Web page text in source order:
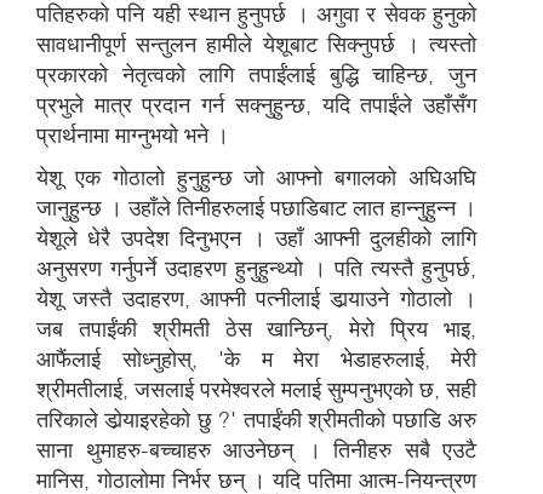
पतिहरुको पनि यही स्थान हुनुपर्छ । अगुवा र सेवक हुनुको
सावधानीपूर्ण सन्तुलन हामीले येशूबाट सिक्नुपर्छ । त्यस्तो
प्रकारको नेतृत्वको लागि तपाईंलाई बुद्धि चाहिन्छ, जुन
प्रभुले मात्र प्रदान गर्न सक्नुहुन्छ, यदि तपाईंले उहाँसँग
प्रार्थनामा माग्नुभयो भने ।
येशू एक गोठालो हुनुहुन्छ जो आफ्नो बगालको अघिअघि
जानुहुन्छ । उहाँले तिनीहरुलाई पछाडिबाट लात हान्नुहुन्न ।
येशूले धेरै उपदेश दिनुभएन । उहाँ आफ्नी दुलहीको लागि
अनुसरण गर्नुपर्ने उदाहरण हुनुहुन्थ्यो । पति त्यस्तै हुनुपर्छ,
येशू जस्तै उदाहरण, आफ्नी पत्नीलाई डार्‍याउने गोठालो ।
जब तपाईंकी श्रीमती ठेस खान्छिन्, मेरो प्रिय भाइ,
आफैंलाई सोध्नुहोस्, 'के म मेरा भेडाहरुलाई, मेरी
श्रीमतीलाई, जसलाई परमेश्वरले मलाई सुम्पनुभएको छ, सही
तरिकाले डोर्‍याइरहेको छु ?' तपाईंकी श्रीमतीको पछाडि अरु
साना थुमाहरु-बच्चाहरु आउनेछन् । तिनीहरु सबै एउटै
मानिस, गोठालोमा निर्भर छन् । यदि पतिमा आत्म-नियन्त्रण